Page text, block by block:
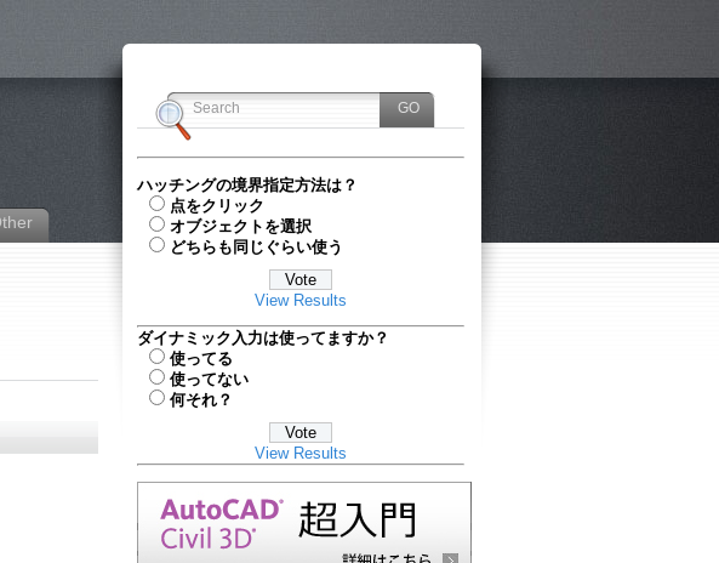
ハッチングの境界指定方法は？
点をクリック
オブジェクトを選択
どちらも同じぐらい使う
View Results
ダイナミック入力は使ってますか？
使ってる
使ってない
何それ？
View Results